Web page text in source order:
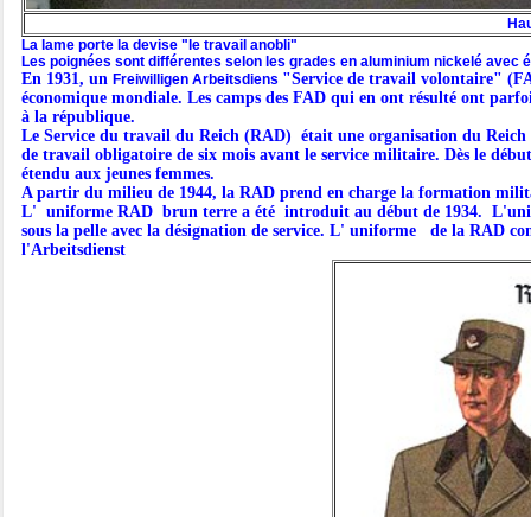
La lame porte la devise "le travail anobli"
Les poignées sont différentes selon les grades en aluminium nickelé avec
En 1931, un Freiwilligen Arbeitsdiens "Service de travail volontaire"
économique mondiale. Les camps des FAD qui en ont résulté ont
à la république.
Le Service du travail du Reich (RAD) était une organisation du
de travail obligatoire de six mois avant le service militaire. Dès le
étendu aux jeunes femmes.
A partir du milieu de 1944, la RAD prend en charge la formation
L' uniforme RAD brun terre a été introduit au début de 1934.
sous la pelle avec la désignation de service. L' uniforme de la RAD
l'Arbeitsdienst